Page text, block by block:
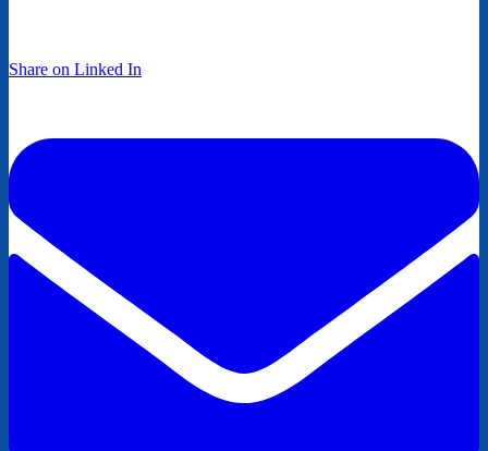
Share on Linked In